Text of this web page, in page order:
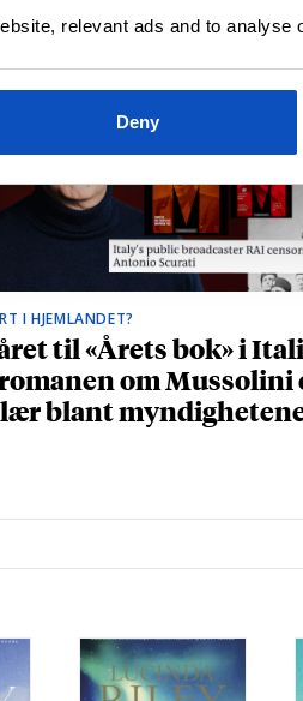
relevant ads and to analyse
Deny
I HJEMLANDET?
til «Årets bok» i
om Mussolini
blant